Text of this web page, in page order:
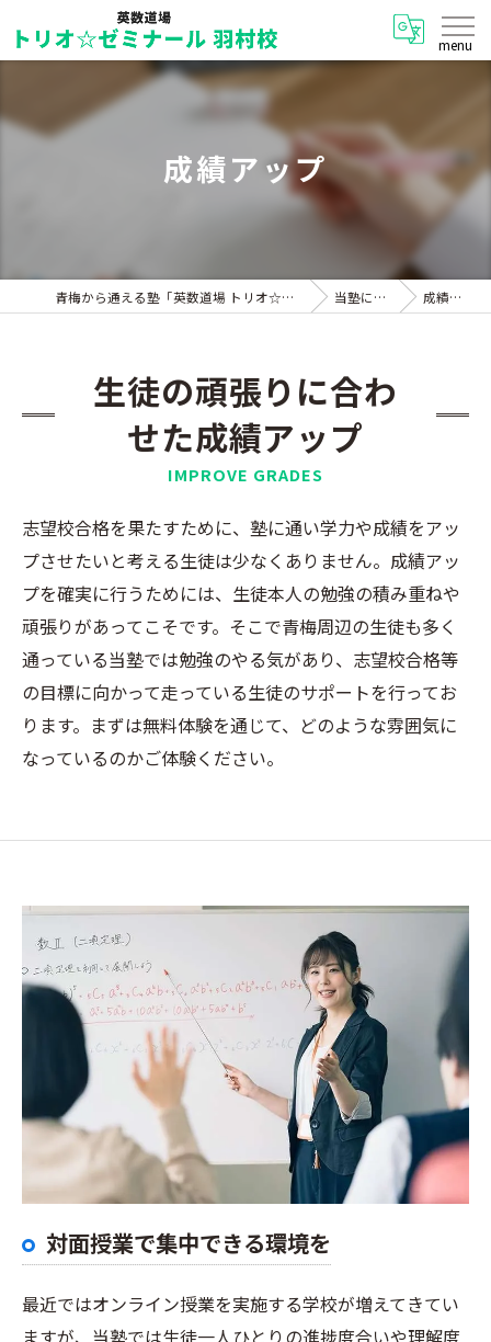
成績アップ
青梅から通える塾「英数道場 トリオ☆ゼミナール 羽村校」 当塾について 成績アップ
生徒の頑張りに合わ
せた成績アップ
IMPROVE GRADES
志望校合格を果たすために、塾に通い学力や成績をアッ
プさせたいと考える生徒は少なくありません。成績アッ
プを確実に行うためには、生徒本人の勉強の積み重ねや
頑張りがあってこそです。そこで青梅周辺の生徒も多く
通っている当塾では勉強のやる気があり、志望校合格等
の目標に向かって走っている生徒のサポートを行ってお
ります。まずは無料体験を通じて、どのような雰囲気に
なっているのかご体験ください。
対面授業で集中できる環境を
最近ではオンライン授業を実施する学校が増えてきてい
ますが、当塾では生徒一人ひとりの進捗度合いや理解度